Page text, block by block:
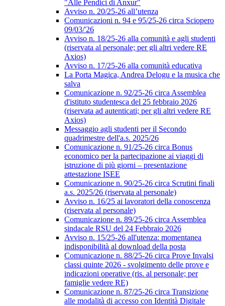
"Alle Pendici di Anxur"
Avviso n. 20/25-26 all’utenza
Comunicazioni n. 94 e 95/25-26 circa Sciopero
09/03/'26
Avviso n. 18/25-26 alla comunità e agli studenti
(riservata al personale; per gli altri vedere RE
Axios)
Avviso n. 17/25-26 alla comunità educativa
La Porta Magica, Andrea Delogu e la musica che
salva
Comunicazione n. 92/25-26 circa Assemblea
d'istituto studentesca del 25 febbraio 2026
(riservata ad autenticati; per gli altri vedere RE
Axios)
Messaggio agli studenti per il Secondo
quadrimestre dell'a.s. 2025/26
Comunicazione n. 91/25-26 circa Bonus
economico per la partecipazione ai viaggi di
istruzione di più giorni – presentazione
attestazione ISEE
Comunicazione n. 90/25-26 circa Scrutini finali
a.s. 2025/26 (riservata al personale)
Avviso n. 16/25 ai lavoratori della conoscenza
(riservata al personale)
Comunicazione n. 89/25-26 circa Assemblea
sindacale RSU del 24 Febbraio 2026
Avviso n. 15/25-26 all'utenza: momentanea
indisponibilità al download della posta
Comunicazione n. 88/25-26 circa Prove Invalsi
classi quinte 2026 - svolgimento delle prove e
indicazioni operative (ris. al personale; per
famiglie vedere RE)
Comunicazione n. 87/25-26 circa Transizione
alle modalità di accesso con Identità Digitale